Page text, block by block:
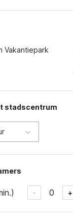
Vakantiepark
stadscentrum
- 0 +